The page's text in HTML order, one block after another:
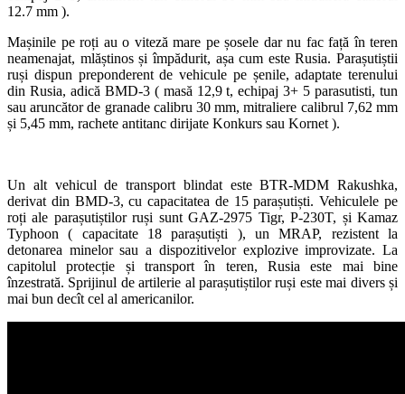
12.7 mm ).
Mașinile pe roți au o viteză mare pe șosele dar nu fac față în teren
neamenajat, mlăștinos și împădurit, așa cum este Rusia. Parașutiștii
ruși dispun preponderent de vehicule pe șenile, adaptate terenului
din Rusia, adică BMD-3 ( masă 12,9 t, echipaj 3+ 5 parasutisti, tun
sau aruncător de granade calibru 30 mm, mitraliere calibrul 7,62 mm
și 5,45 mm, rachete antitanc dirijate Konkurs sau Kornet ).
Un alt vehicul de transport blindat este BTR-MDM Rakushka,
derivat din BMD-3, cu capacitatea de 15 parașutiști. Vehiculele pe
roți ale parașutiștilor ruși sunt GAZ-2975 Tigr, P-230T, și Kamaz
Typhoon ( capacitate 18 parașutiști ), un MRAP, rezistent la
detonarea minelor sau a dispozitivelor explozive improvizate. La
capitolul protecție și transport în teren, Rusia este mai bine
înzestrată. Sprijinul de artilerie al parașutiștilor ruși este mai divers și
mai bun decît cel al americanilor.